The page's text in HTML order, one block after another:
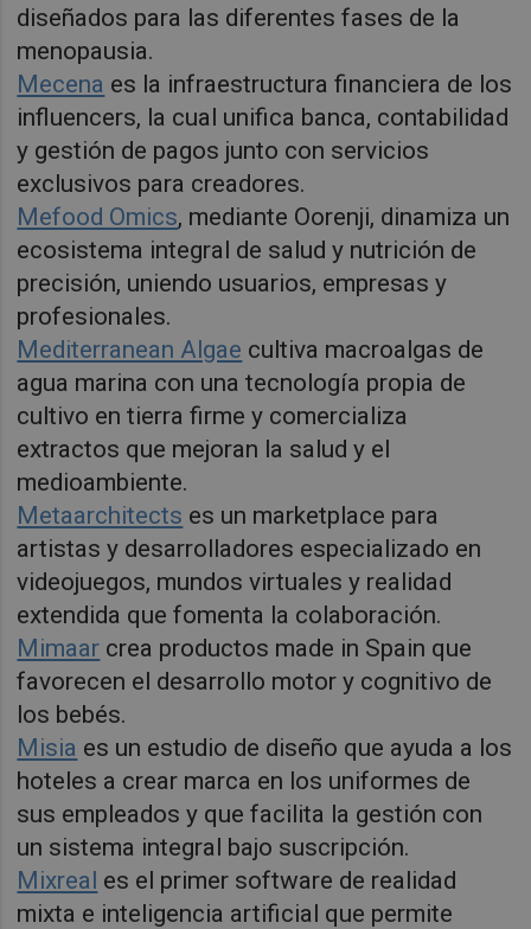
diseñados para las diferentes fases de la
menopausia.
Mecena es la infraestructura financiera de los
influencers, la cual unifica banca, contabilidad
y gestión de pagos junto con servicios
exclusivos para creadores.
Mefood Omics, mediante Oorenji, dinamiza un
ecosistema integral de salud y nutrición de
precisión, uniendo usuarios, empresas y
profesionales.
Mediterranean Algae cultiva macroalgas de
agua marina con una tecnología propia de
cultivo en tierra firme y comercializa
extractos que mejoran la salud y el
medioambiente.
Metaarchitects es un marketplace para
artistas y desarrolladores especializado en
videojuegos, mundos virtuales y realidad
extendida que fomenta la colaboración.
Mimaar crea productos made in Spain que
favorecen el desarrollo motor y cognitivo de
los bebés.
Misia es un estudio de diseño que ayuda a los
hoteles a crear marca en los uniformes de
sus empleados y que facilita la gestión con
un sistema integral bajo suscripción.
Mixreal es el primer software de realidad
mixta e inteligencia artificial que permite